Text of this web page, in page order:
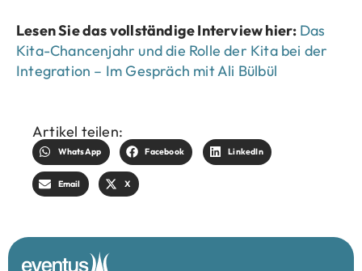
Lesen Sie das vollständige Interview hier: Das
Kita-Chancenjahr und die Rolle der Kita bei der
Integration – Im Gespräch mit Ali Bülbül
Artikel teilen:
WhatsApp Facebook LinkedIn
Email X